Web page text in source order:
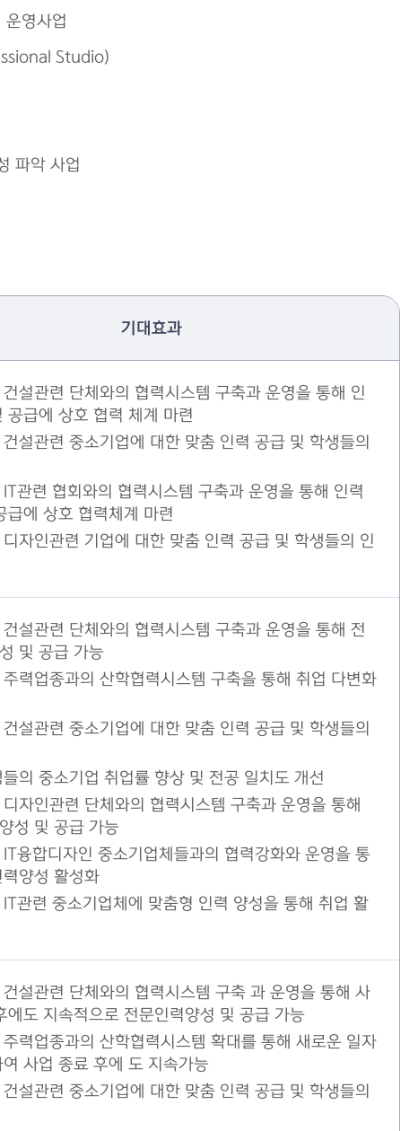
운영사업
Studio)
파악 사업
기대효과
설관련 단체와의 협력시스템 구축과 운영을 통해 인
공급에 상호 협력 체계 마련
설관련 중소기업에 대한 맞춤 인력 공급 및 학생들의
관련 협회와의 협력시스템 구축과 운영을 통해 인력
급에 상호 협력체계 마련
자인관련 기업에 대한 맞춤 인력 공급 및 학생들의 인
설관련 단체와의 협력시스템 구축과 운영을 통해 전
및 공급 가능
력업종과의 산학협력시스템 구축을 통해 취업 다변화
설관련 중소기업에 대한 맞춤 인력 공급 및 학생들의
의 중소기업 취업률 향상 및 전공 일치도 개선
자인관련 단체와의 협력시스템 구축과 운영을 통해
성 및 공급 가능
융합디자인 중소기업체들과의 협력강화와 운영을 통
양성 활성화
관련 중소기업체에 맞춤형 인력 양성을 통해 취업 활
설관련 단체와의 협력시스템 구축 과 운영을 통해 사
에도 지속적으로 전문인력양성 및 공급 가능
력업종과의 산학협력시스템 확대를 통해 새로운 일자
여 사업 종료 후에 도 지속가능
설관련 중소기업에 대한 맞춤 인력 공급 및 학생들의